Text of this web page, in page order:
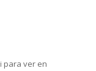
para ver en